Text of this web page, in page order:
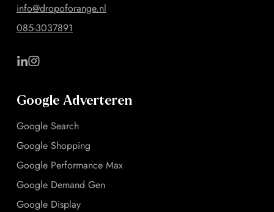
info@dropoforange.nl
085-3037891
Google Adverteren
Google Search
Google Shopping
Google Performance Max
Google Demand Gen
Google Display